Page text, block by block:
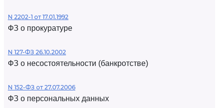
N 2202-1 от 17.01.1992
ФЗ о прокуратуре
N 127-ФЗ 26.10.2002
ФЗ о несостоятельности (банкротстве)
N 152-ФЗ от 27.07.2006
ФЗ о персональных данных